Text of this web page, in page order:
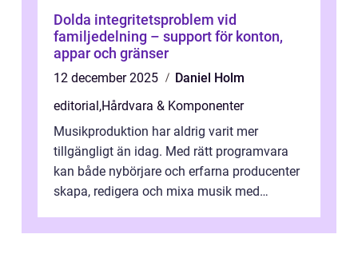
Dolda integritetsproblem vid
familjedelning – support för konton,
appar och gränser
12 december 2025
Daniel Holm
editorial ,Hårdvara & Komponenter
Musikproduktion har aldrig varit mer
tillgängligt än idag. Med rätt programvara
kan både nybörjare och erfarna producenter
skapa, redigera och mixa musik med